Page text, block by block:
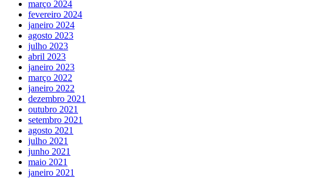
março 2024
fevereiro 2024
janeiro 2024
agosto 2023
julho 2023
abril 2023
janeiro 2023
março 2022
janeiro 2022
dezembro 2021
outubro 2021
setembro 2021
agosto 2021
julho 2021
junho 2021
maio 2021
janeiro 2021